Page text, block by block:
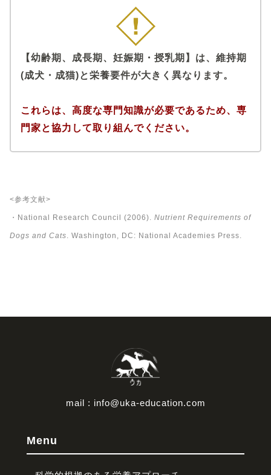
【幼齢期、成長期、妊娠期・授乳期】は、維持期
(成犬・成猫)と栄養要件が大きく異なります。
これらは、高度な専門知識が必要であるため、専
門家と協力して取り組んでください。
<参考文献>
・National Research Council (2006). Nutrient Requirements of
Dogs and Cats. Washington, DC: National Academies Press.
mail : info@uka-education.com
Menu